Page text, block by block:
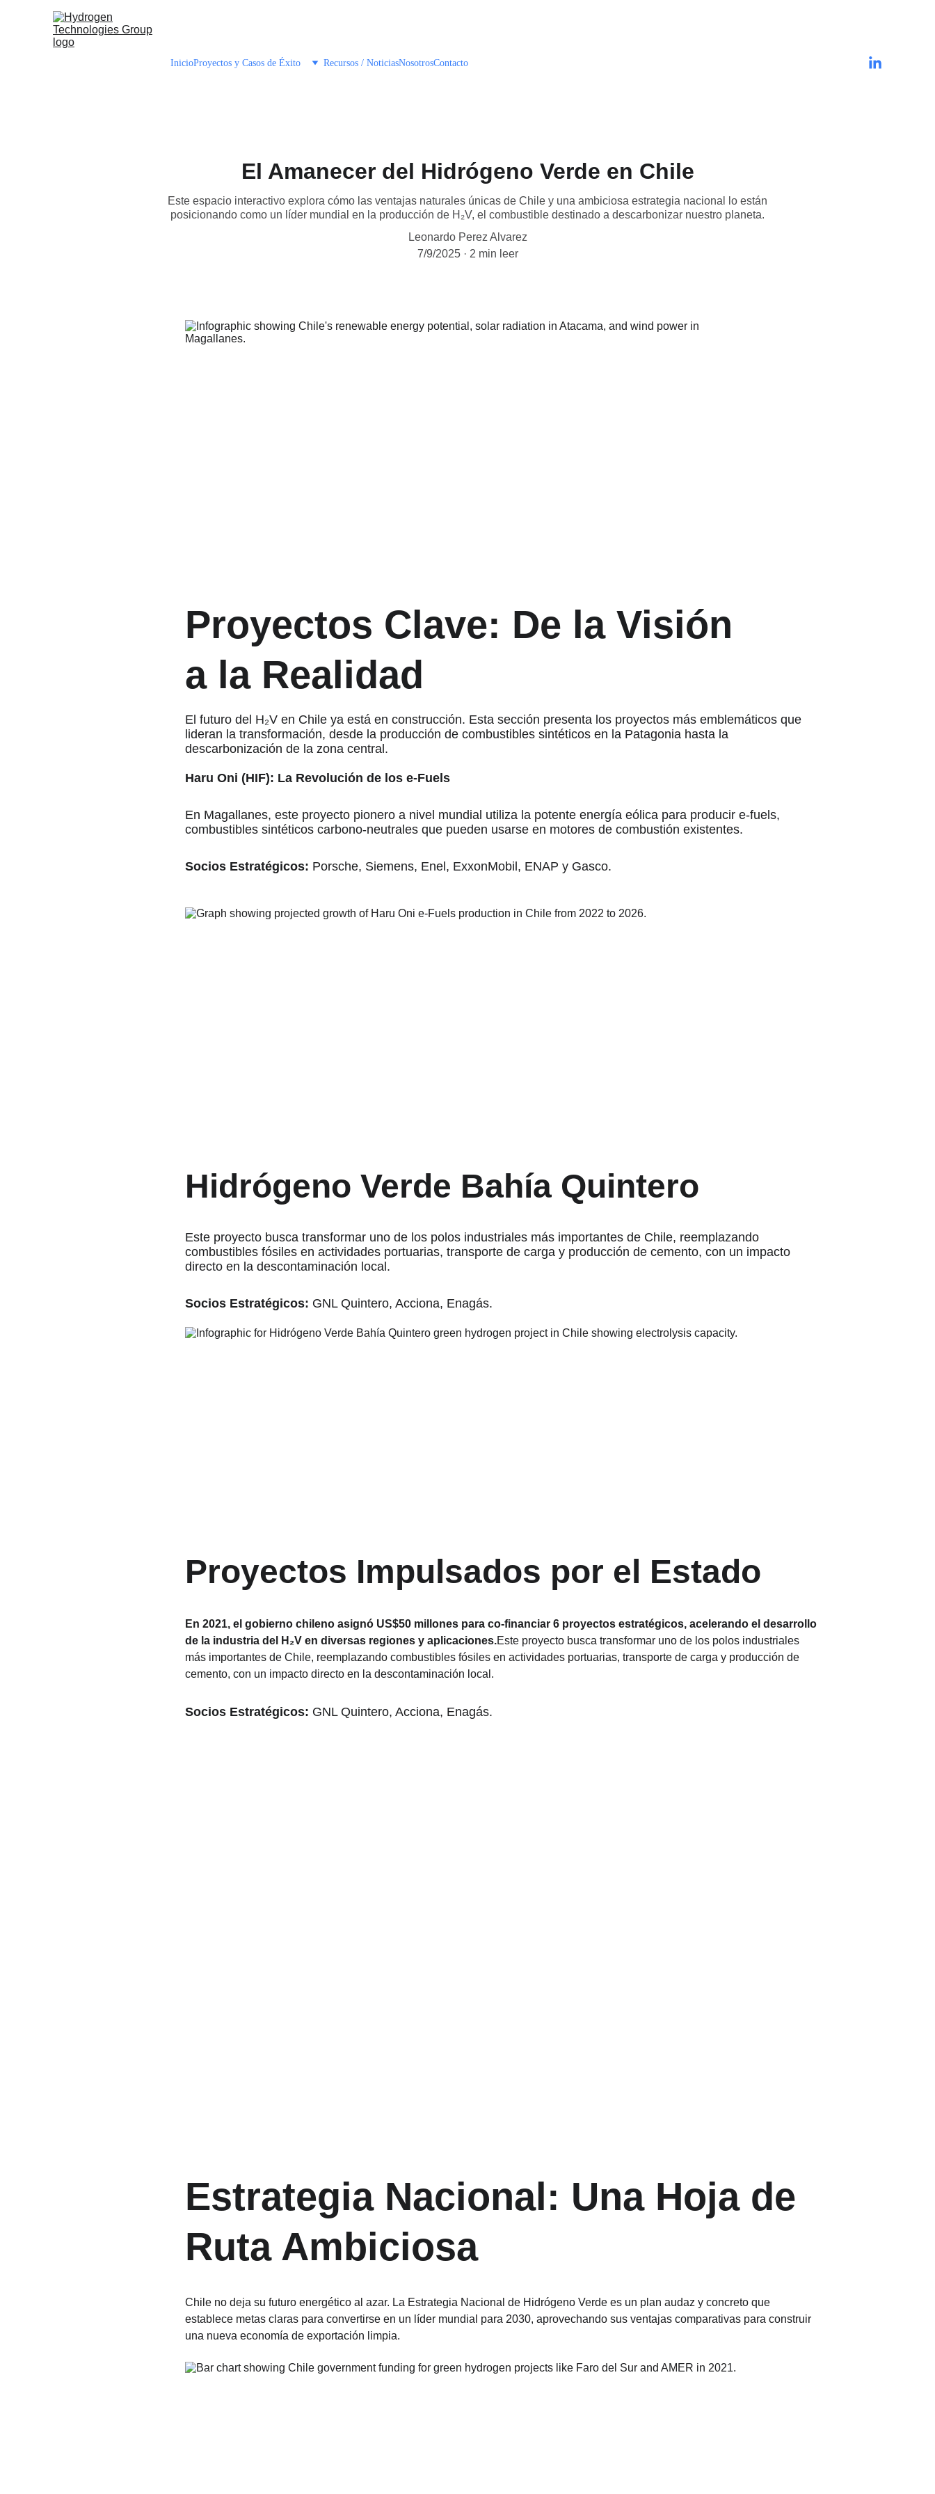
InicioProyectos y Casos de Éxito Recursos / NoticiasNosotrosContacto
El Amanecer del Hidrógeno Verde en Chile
Este espacio interactivo explora cómo las ventajas naturales únicas de Chile y una ambiciosa estrategia nacional lo están
posicionando como un líder mundial en la producción de H₂V, el combustible destinado a descarbonizar nuestro planeta.
Leonardo Perez Alvarez
7/9/2025
2 min leer
Proyectos Clave: De la Visión
a la Realidad
El futuro del H₂V en Chile ya está en construcción. Esta sección presenta los proyectos más emblemáticos que
lideran la transformación, desde la producción de combustibles sintéticos en la Patagonia hasta la
descarbonización de la zona central.
Haru Oni (HIF): La Revolución de los e-Fuels
En Magallanes, este proyecto pionero a nivel mundial utiliza la potente energía eólica para producir e-fuels,
combustibles sintéticos carbono-neutrales que pueden usarse en motores de combustión existentes.
Socios Estratégicos: Porsche, Siemens, Enel, ExxonMobil, ENAP y Gasco.
Hidrógeno Verde Bahía Quintero
Este proyecto busca transformar uno de los polos industriales más importantes de Chile, reemplazando
combustibles fósiles en actividades portuarias, transporte de carga y producción de cemento, con un impacto
directo en la descontaminación local.
Socios Estratégicos: GNL Quintero, Acciona, Enagás.
Proyectos Impulsados por el Estado
En 2021, el gobierno chileno asignó US$50 millones para co-financiar 6 proyectos estratégicos, acelerando el desarrollo
de la industria del H₂V en diversas regiones y aplicaciones.Este proyecto busca transformar uno de los polos industriales
más importantes de Chile, reemplazando combustibles fósiles en actividades portuarias, transporte de carga y producción de
cemento, con un impacto directo en la descontaminación local.
Socios Estratégicos: GNL Quintero, Acciona, Enagás.
Estrategia Nacional: Una Hoja de
Ruta Ambiciosa
Chile no deja su futuro energético al azar. La Estrategia Nacional de Hidrógeno Verde es un plan audaz y concreto que
establece metas claras para convertirse en un líder mundial para 2030, aprovechando sus ventajas comparativas para construir
una nueva economía de exportación limpia.